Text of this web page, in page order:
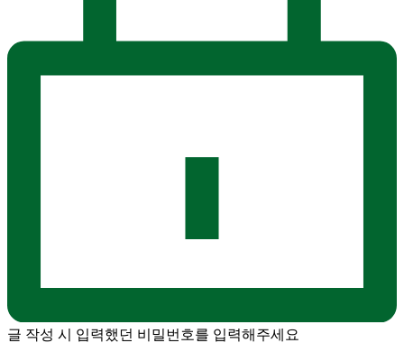
글 작성 시 입력했던 비밀번호를 입력해주세요